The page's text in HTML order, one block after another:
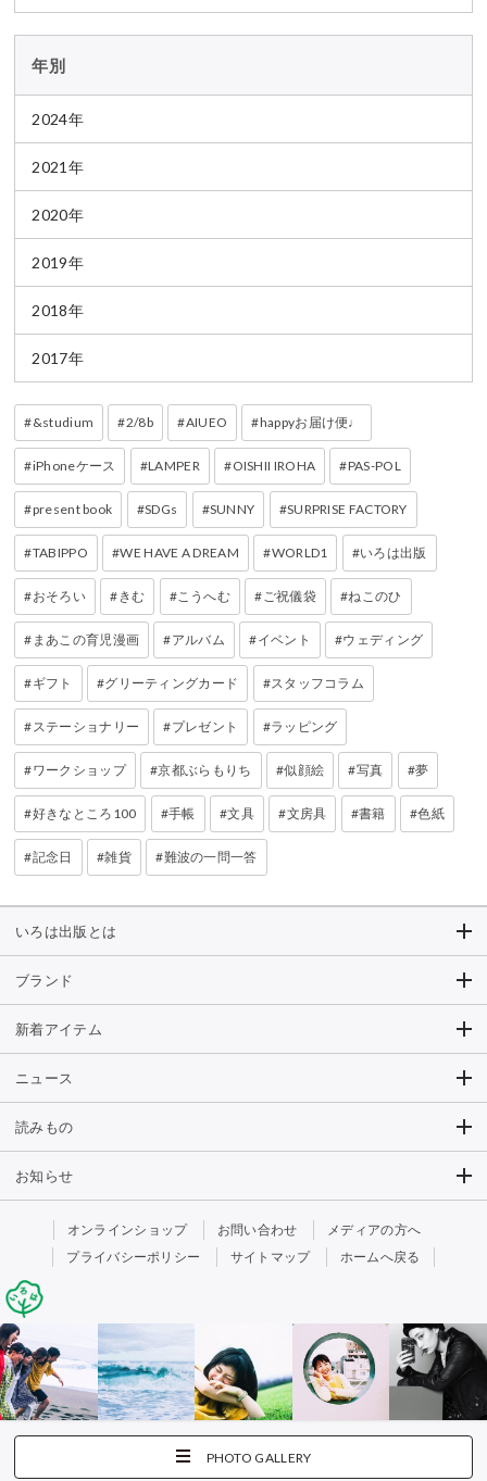
年別
2024年
2021年
2020年
2019年
2018年
2017年
&studium 2/8b AIUEO happyお届け便♩
iPhoneケース LAMPER OISHII IROHA PAS-POL
present book SDGs SUNNY SURPRISE FACTORY
TABIPPO WE HAVE A DREAM WORLD1 いろは出版
おそろい きむ こうへむ ご祝儀袋 ねこのひ
まあこの育児漫画 アルバム イベント ウェディング
ギフト グリーティングカード スタッフコラム
ステーショナリー プレゼント ラッピング
ワークショップ 京都ぶらもりち 似顔絵 写真 夢
好きなところ100 手帳 文具 文房具 書籍 色紙
記念日 雑貨 難波の一問一答
いろは出版とは
ブランド
新着アイテム
ニュース
読みもの
お知らせ
オンラインショップ お問い合わせ
メディアの方へ
プライバシーポリシー
サイトマップ ホームへ戻る
PHOTO GALLERY